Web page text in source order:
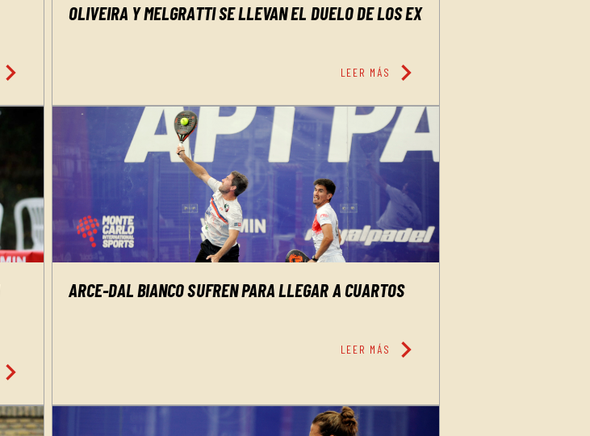
chevron_right
OLIVEIRA Y MELGRATTI SE LLEVAN EL DUELO DE LOS EX
LEER MÁS chevron_right
chevron_right
ARCE-DAL BIANCO SUFREN PARA LLEGAR A CUARTOS
LEER MÁS chevron_right